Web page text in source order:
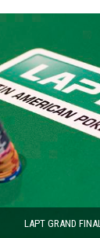
LAPT GRAND FINAL